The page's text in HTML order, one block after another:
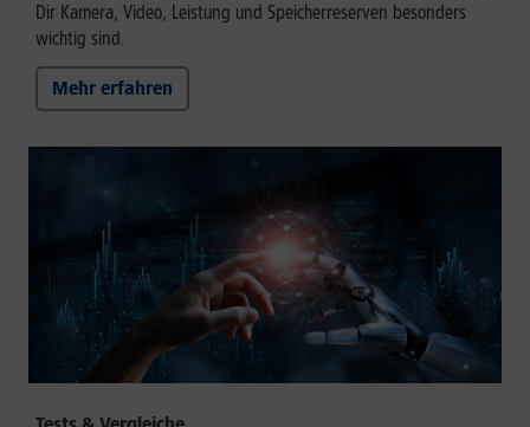
Dir Kamera, Video, Leistung und Speicherreserven besonders
wichtig sind.
Mehr erfahren